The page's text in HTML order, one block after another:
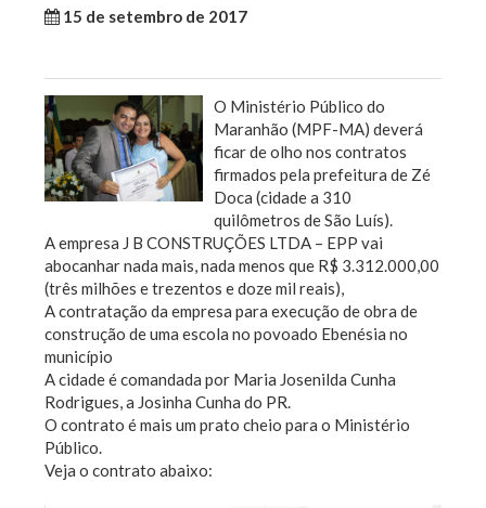
15 de setembro de 2017
O Ministério Público do
Maranhão (MPF-MA) deverá
ficar de olho nos contratos
firmados pela prefeitura de Zé
Doca (cidade a 310
quilômetros de São Luís).
A empresa J B CONSTRUÇÕES LTDA – EPP vai
abocanhar nada mais, nada menos que R$ 3.312.000,00
(três milhões e trezentos e doze mil reais),
A contratação da empresa para execução de obra de
construção de uma escola no povoado Ebenésia no
município
A cidade é comandada por Maria Josenilda Cunha
Rodrigues, a Josinha Cunha do PR.
O contrato é mais um prato cheio para o Ministério
Público.
Veja o contrato abaixo: